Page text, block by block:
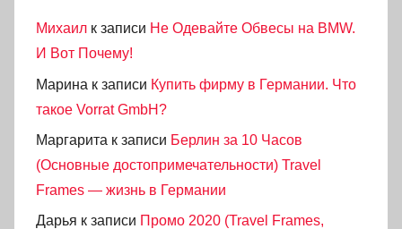
Михаил к записи Не Одевайте Обвесы на BMW.
И Вот Почему!
Марина к записи Купить фирму в Германии. Что
такое Vorrat GmbH?
Маргарита к записи Берлин за 10 Часов
(Основные достопримечательности) Travel
Frames — жизнь в Германии
Дарья к записи Промо 2020 (Travel Frames,